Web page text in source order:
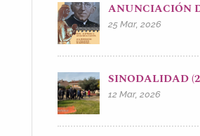
ANUNCIACIÓN
25 Mar, 2026
SINODALIDAD
12 Mar, 2026